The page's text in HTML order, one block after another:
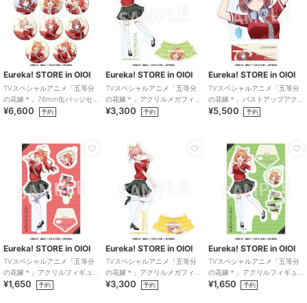
Eureka! STORE in OIOI
TVスペシャルアニメ「五等分
の花嫁＊」76mm缶バッジセ
ット
¥6,600 予約
Eureka! STORE in OIOI
TVスペシャルアニメ「五等分
の花嫁＊」アクリルメガフィ
ギュア 四葉
¥3,300 予約
Eureka! STORE in OIOI
TVスペシャルアニメ「五等分
の花嫁＊」バストアップアク
リルメガスタンド 三玖
¥5,500 予約
Eureka! STORE in OIOI
TVスペシャルアニメ「五等分
の花嫁＊」アクリルフィギュ
ア 五月
¥1,650 予約
Eureka! STORE in OIOI
TVスペシャルアニメ「五等分
の花嫁＊」アクリルメガフィ
ギュア 一花
¥3,300 予約
Eureka! STORE in OIOI
TVスペシャルアニメ「五等分
の花嫁＊」アクリルフィギュ
ア 四葉
¥1,650 予約